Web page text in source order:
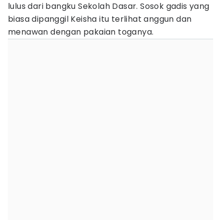
lulus dari bangku Sekolah Dasar. Sosok gadis yang
biasa dipanggil Keisha itu terlihat anggun dan
menawan dengan pakaian toganya.